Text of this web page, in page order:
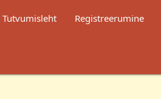
Tutvumisleht Registreerumine